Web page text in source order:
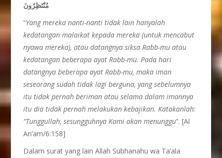
مُنْتَظِرُونَ
“Yang mereka nanti-nanti tidak lain hanyalah
kedatangan malaikat kepada mereka (untuk mencabut
nyawa mereka), atau datangnya siksa Rabb-mu atau
kedatangan beberapa ayat Rabb-mu. Pada hari
datangnya beberapa ayat Rabb-mu, maka iman
seseorang sudah tidak lagi berguna, yang sebelumnya
itu tidak pernah beriman atau selama dalam imannya
itu dia tidak pernah melakukan kebajikan. Katakanlah:
“Tunggullah, sesungguhnya Kami akan menunggu”. [Al
An’am/6:158]
Dalam surat yang lain Allah Subhanahu wa Ta’ala